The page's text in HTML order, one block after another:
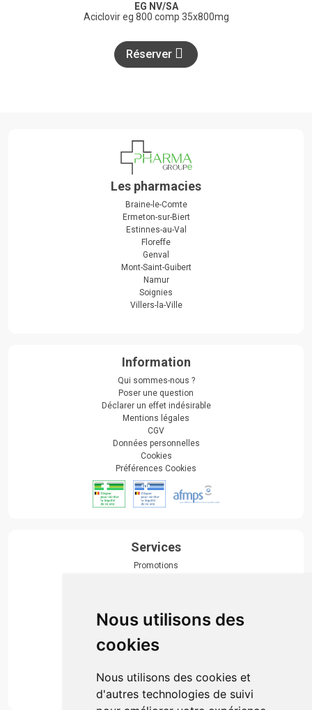
Nous utilisons des
cookies
Nous utilisons des cookies et
d'autres technologies de suivi
EG NV/SA
Aciclovir eg 800 comp 35x800mg
Réserver
Les pharmacies
Braine-le-Comte
Ermeton-sur-Biert
Estinnes-au-Val
Floreffe
Genval
Mont-Saint-Guibert
Namur
Soignies
Villers-la-Ville
Information
Qui sommes-nous ?
Poser une question
Déclarer un effet indésirable
Mentions légales
CGV
Données personnelles
Cookies
Préférences Cookies
Services
Promotions
Actualités & conseils
Événements
Marques
Suivez-nous